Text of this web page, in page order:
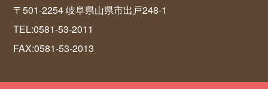
〒501-2254 岐阜県山県市出戸248-1
TEL:0581-53-2011
FAX:0581-53-2013